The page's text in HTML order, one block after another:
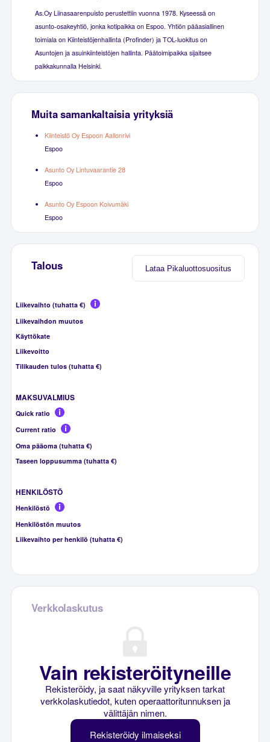
As.Oy Liinasaarenpuisto perustettiin vuonna 1978. Kyseessä on
asunto-osakeyhtiö, jonka kotipaikka on Espoo. Yhtiön pääasiallinen
toimiala on Kiinteistöjenhallinta (Profinder) ja TOL-luokitus on
Asuntojen ja asuinkiinteistöjen hallinta. Päätoimipaikka sijaitsee
paikkakunnalla Helsinki.
Muita samankaltaisia yrityksiä
Kiinteistö Oy Espoon Aallonrivi
Espoo
Asunto Oy Lintuvaarantie 28
Espoo
Asunto Oy Espoon Koivumäki
Espoo
Lataa Pikaluottosuositus
Talous
Liikevaihto (tuhatta €)
Liikevaihdon muutos
Käyttökate
Liikevoitto
Tilikauden tulos (tuhatta €)
MAKSUVALMIUS
Quick ratio
Current ratio
Oma pääoma (tuhatta €)
Taseen loppusumma (tuhatta €)
HENKILÖSTÖ
Henkilöstö
Henkilöstön muutos
Liikevaihto per henkilö (tuhatta €)
Verkkolaskutus
Vain rekisteröityneille
Rekisteröidy, ja saat näkyville yrityksen tarkat
verkkolaskutiedot, kuten operaattoritunnuksen ja
välittäjän nimen.
Rekisteröidy ilmaiseksi